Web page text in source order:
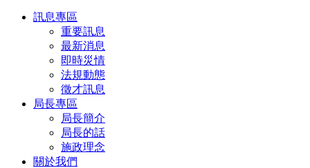
訊息專區
重要訊息
最新消息
即時災情
法規動態
徵才訊息
局長專區
局長簡介
局長的話
施政理念
關於我們